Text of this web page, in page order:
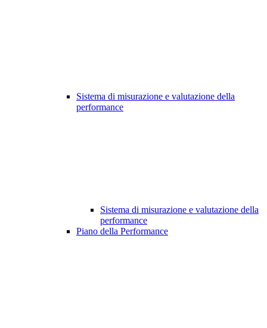
Sistema di misurazione e valutazione della
performance
Sistema di misurazione e valutazione della
performance
Piano della Performance